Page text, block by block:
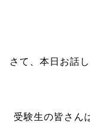
さて、本日お話
受験生の皆さん